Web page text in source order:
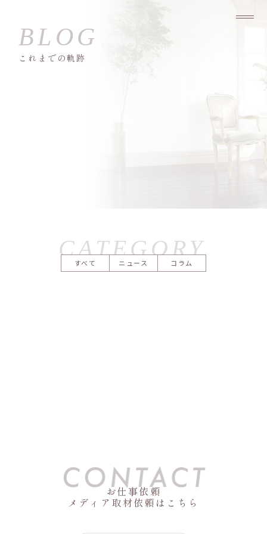
これまでの軌跡
すべて ニュース コラム
お仕事依頼
メディア取材依頼はこちら